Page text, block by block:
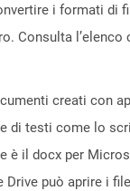
i formati di
Consulta
creati con
di testi come lo
è il docx per
Drive può aprire i